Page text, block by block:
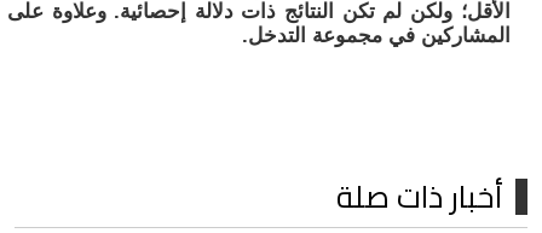
المشاركين في مجموعة التدخل.
أخبار ذات صلة